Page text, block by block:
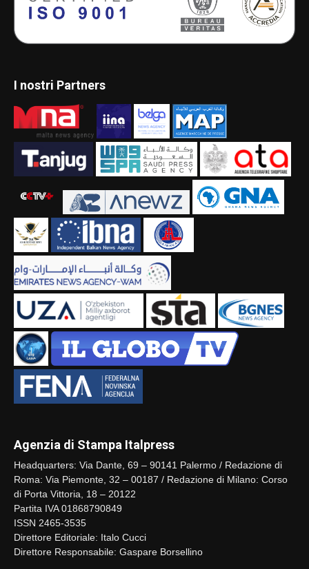
I nostri Partners
Agenzia di Stampa Italpress
Headquarters: Via Dante, 69 – 90141 Palermo / Redazione di
Roma: Via Piemonte, 32 – 00187 / Redazione di Milano: Corso
di Porta Vittoria, 18 – 20122
Partita IVA 01868790849
ISSN 2465-3535
Direttore Editoriale: Italo Cucci
Direttore Responsabile: Gaspare Borsellino